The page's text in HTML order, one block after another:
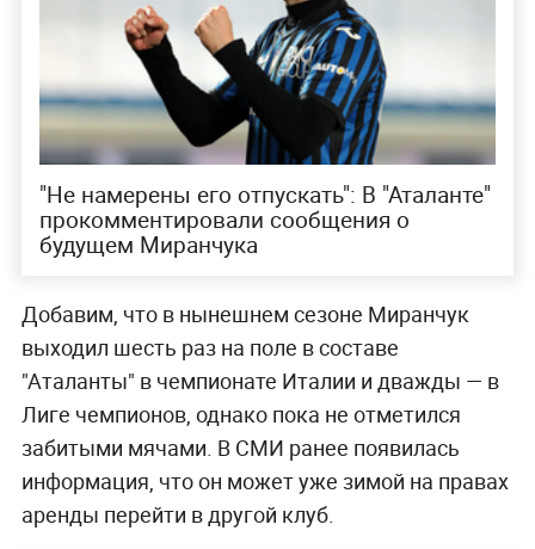
"Не намерены его отпускать": В "Аталанте"
прокомментировали сообщения о
будущем Миранчука
Добавим, что в нынешнем сезоне Миранчук
выходил шесть раз на поле в составе
"Аталанты" в чемпионате Италии и дважды — в
Лиге чемпионов, однако пока не отметился
забитыми мячами. В СМИ ранее появилась
информация, что он может уже зимой на правах
аренды перейти в другой клуб.